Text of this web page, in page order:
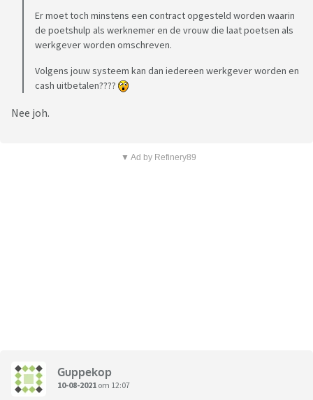
Er moet toch minstens een contract opgesteld worden waarin
de poetshulp als werknemer en de vrouw die laat poetsen als
werkgever worden omschreven.
Volgens jouw systeem kan dan iedereen werkgever worden en
cash uitbetalen????
Nee joh.
▼ Ad by Refinery89
Guppekop
10-08-2021 om 12:07